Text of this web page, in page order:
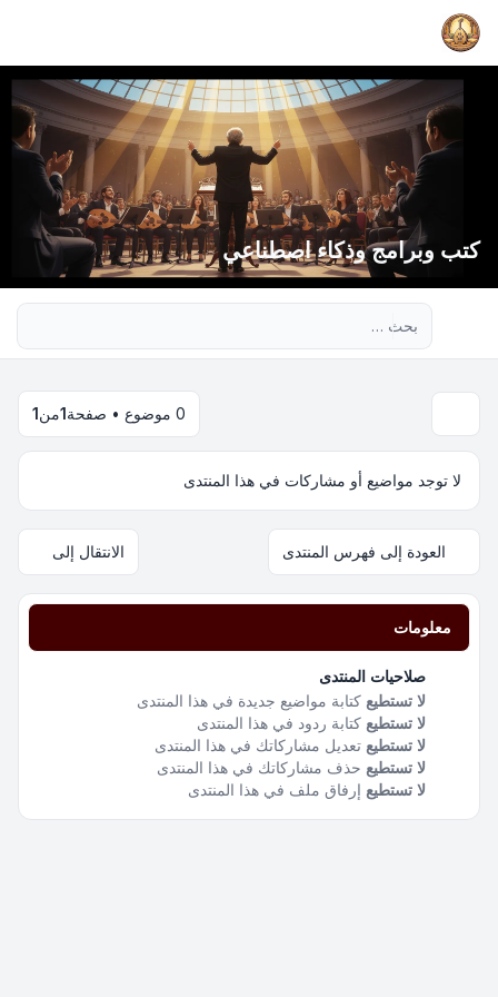
كتب وبرامج وذكاء اصطناعي
0 موضوع • صفحة 1من1
لا توجد مواضيع أو مشاركات في هذا المنتدى
العودة إلى فهرس المنتدى الانتقال إلى
معلومات
صلاحيات المنتدى
لا تستطيع كتابة مواضيع جديدة في هذا المنتدى
لا تستطيع كتابة ردود في هذا المنتدى
لا تستطيع تعديل مشاركاتك في هذا المنتدى
لا تستطيع حذف مشاركاتك في هذا المنتدى
لا تستطيع إرفاق ملف في هذا المنتدى